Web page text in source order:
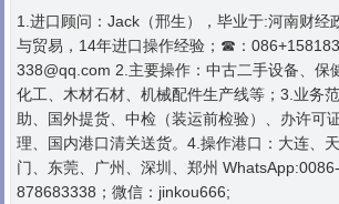
1.进口顾问：Jack（邢生），毕业于:河南财经
与贸易，14年进口操作经验；☎：
338@qq.com 2.主要操作：中古二手设备、保
化工、木材石材、机械配件生产线等；3.业务
助、国外提货、中检（装运前检验）、办许可
理、国内港口清关送货。4.操作港口：大连、
门、东莞、广州、深圳、郑州
878683338；微信：jinkou666;